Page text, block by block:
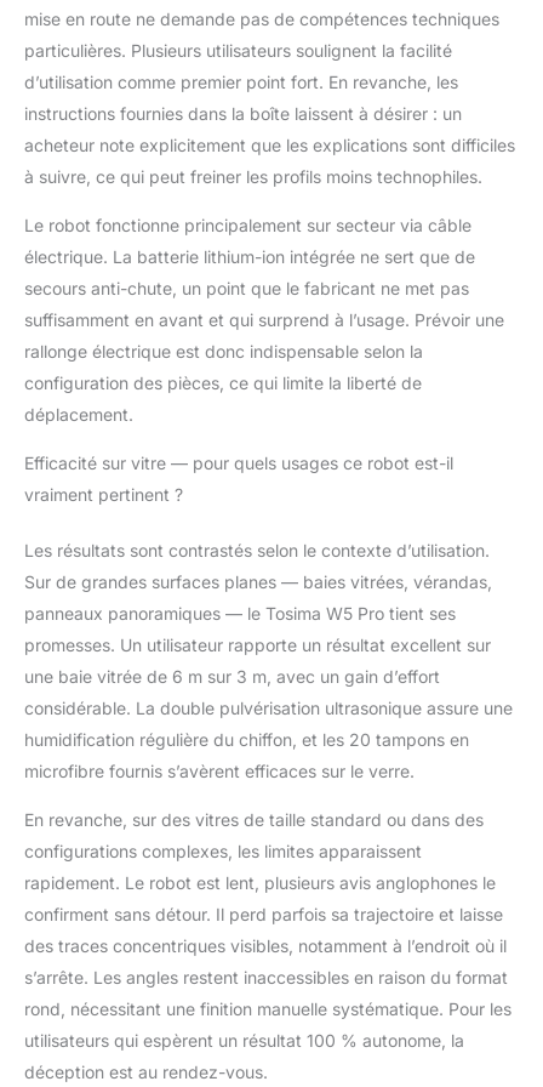
INTELLIGENT À
DOUBLE
PULVÉRISATION : Fini
les traces et les résidus
pulvérisation d'eau
ultrasonique du W5 Pro
l'eau sous forme de fin
brouillard. Les buses
gauche et droite
alternativement en
fonction de la direction
du robot pour un lave
DE NETTOYAGE
planifie
automatiquement sa
route. Il commence par
le coin supérieur, puis
en suivant un motif en
"S". Parfait pour les
grandes fenêtres, baies
vitrées et même les
laisser de zone non
nettoyée. Pour les
taches tenaces, utilisez
le mode nettoyage
ponctuel qui permet un
lavage intensif sur une
zone spécifique. Le
nettoyage (*2) offre un
second passage pour
un résultat encore plus
mise en route ne demande pas de compétences techniques
particulières. Plusieurs utilisateurs soulignent la facilité
d’utilisation comme premier point fort. En revanche, les
instructions fournies dans la boîte laissent à désirer : un
acheteur note explicitement que les explications sont difficiles
à suivre, ce qui peut freiner les profils moins technophiles.
Le robot fonctionne principalement sur secteur via câble
électrique. La batterie lithium-ion intégrée ne sert que de
secours anti-chute, un point que le fabricant ne met pas
suffisamment en avant et qui surprend à l’usage. Prévoir une
rallonge électrique est donc indispensable selon la
configuration des pièces, ce qui limite la liberté de
déplacement.
Efficacité sur vitre — pour quels usages ce robot est-il
vraiment pertinent ?
Les résultats sont contrastés selon le contexte d’utilisation.
Sur de grandes surfaces planes — baies vitrées, vérandas,
panneaux panoramiques — le Tosima W5 Pro tient ses
promesses. Un utilisateur rapporte un résultat excellent sur
une baie vitrée de 6 m sur 3 m, avec un gain d’effort
considérable. La double pulvérisation ultrasonique assure une
humidification régulière du chiffon, et les 20 tampons en
microfibre fournis s’avèrent efficaces sur le verre.
En revanche, sur des vitres de taille standard ou dans des
configurations complexes, les limites apparaissent
rapidement. Le robot est lent, plusieurs avis anglophones le
confirment sans détour. Il perd parfois sa trajectoire et laisse
des traces concentriques visibles, notamment à l’endroit où il
s’arrête. Les angles restent inaccessibles en raison du format
rond, nécessitant une finition manuelle systématique. Pour les
utilisateurs qui espèrent un résultat 100 % autonome, la
déception est au rendez-vous.